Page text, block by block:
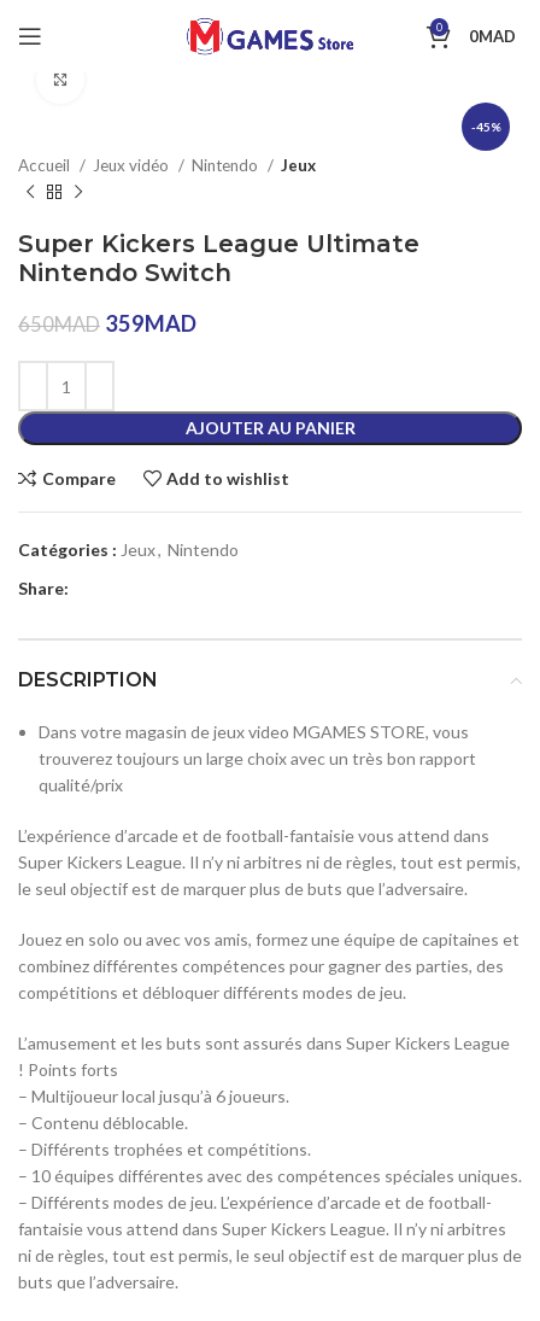
0 0MAD
-45%
Accueil Jeux vidéo Nintendo Jeux
Super Kickers League Ultimate
Nintendo Switch
650MAD 359MAD
AJOUTER AU PANIER
Compare Add to wishlist
Catégories : Jeux, Nintendo
Share:
DESCRIPTION
Dans votre magasin de jeux video MGAMES STORE, vous
trouverez toujours un large choix avec un très bon rapport
qualité/prix
L’expérience d’arcade et de football-fantaisie vous attend dans
Super Kickers League. Il n’y ni arbitres ni de règles, tout est permis,
le seul objectif est de marquer plus de buts que l’adversaire.
Jouez en solo ou avec vos amis, formez une équipe de capitaines et
combinez différentes compétences pour gagner des parties, des
compétitions et débloquer différents modes de jeu.
L’amusement et les buts sont assurés dans Super Kickers League
! Points forts
– Multijoueur local jusqu’à 6 joueurs.
– Contenu déblocable.
– Différents trophées et compétitions.
– 10 équipes différentes avec des compétences spéciales uniques.
– Différents modes de jeu. L’expérience d’arcade et de football-
fantaisie vous attend dans Super Kickers League. Il n’y ni arbitres
ni de règles, tout est permis, le seul objectif est de marquer plus de
buts que l’adversaire.